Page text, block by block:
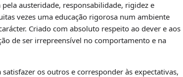
austeridade, responsabilidade, rigidez e
vezes uma educação rigorosa num ambiente
Criado com absoluto respeito ao dever e aos
de ser irrepreensível no comportamento e na
os outros e corresponder às expectativas,